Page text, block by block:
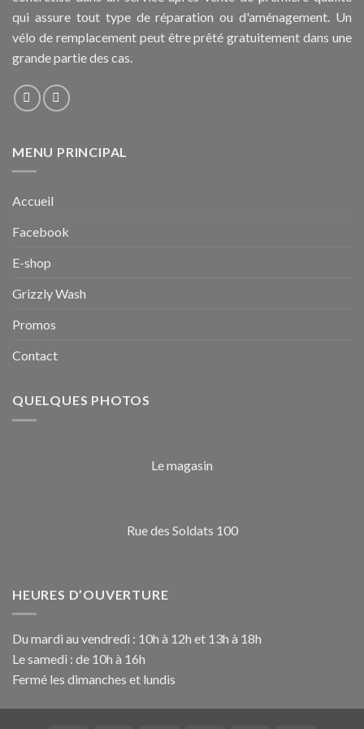
qui assure tout type de réparation ou d'aménagement. Un
vélo de remplacement peut être prêté gratuitement dans une
grande partie des cas.
MENU PRINCIPAL
Accueil
Facebook
E-shop
Grizzly Wash
Promos
Contact
QUELQUES PHOTOS
Le magasin
Rue des Soldats 100
HEURES D’OUVERTURE
Du mardi au vendredi : 10h à 12h et 13h à 18h
Le samedi : de 10h à 16h
Fermé les dimanches et lundis